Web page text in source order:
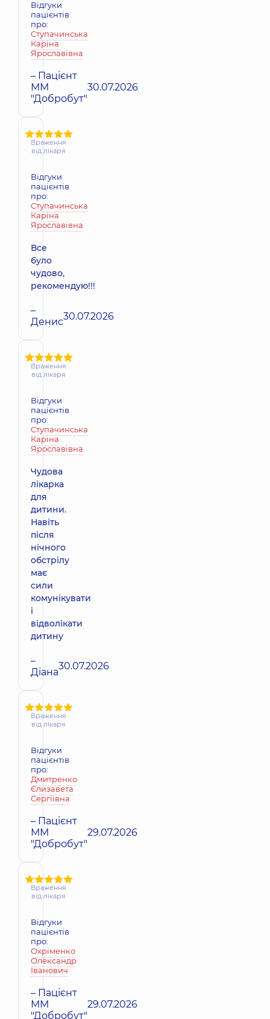
Відгуки
пацієнтів
про:
Ступачинська
Каріна
Ярославівна
– Пацієнт
ММ
"Добробут"
30.07.2026
Враження
від лікаря
Відгуки
пацієнтів
про:
Ступачинська
Каріна
Ярославівна
Все
було
чудово,
рекомендую!!!
–
Денис30.07.2026
Враження
від лікаря
Відгуки
пацієнтів
про:
Ступачинська
Каріна
Ярославівна
Чудова
лікарка
для
дитини.
Навіть
після
нічного
обстрілу
має
сили
комунікувати
і
відволікати
дитину
–
Діана30.07.2026
Враження
від лікаря
Відгуки
пацієнтів
про:
Дмитренко
Єлизавета
Сергіївна
– Пацієнт
ММ
"Добробут"
29.07.2026
Враження
від лікаря
Відгуки
пацієнтів
про:
Охріменко
Олександр
Іванович
– Пацієнт
ММ
"Добробут"
29.07.2026